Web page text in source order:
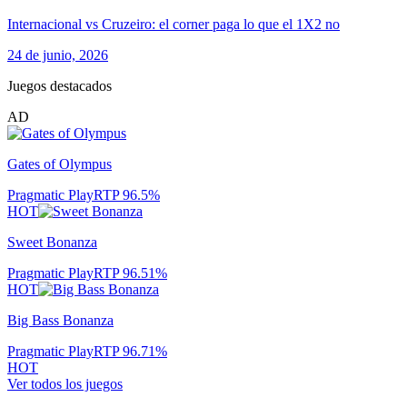
Internacional vs Cruzeiro: el corner paga lo que el 1X2 no
24 de junio, 2026
Juegos destacados
AD
Gates of Olympus
Pragmatic PlayRTP96.5%
HOT
Sweet Bonanza
Pragmatic PlayRTP96.51%
HOT
Big Bass Bonanza
Pragmatic PlayRTP96.71%
HOT
Ver todos los juegos